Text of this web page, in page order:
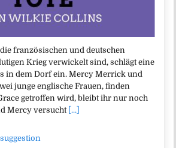
französischen und deutschen
Krieg verwickelt sind, schlägt eine
in dem Dorf ein. Mercy Merrick und
junge englische Frauen, finden
getroffen wird, bleibt ihr nur noch
Mercy versucht [...]